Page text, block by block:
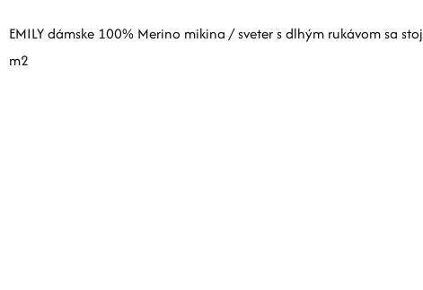
EMILY dámske 100% Merino mikina / sveter s dlhým rukávom sa
m2